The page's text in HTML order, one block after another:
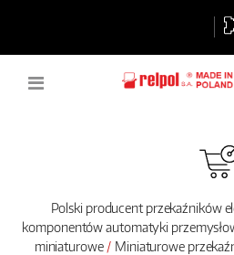
Polski producent przekaźników
komponentów automatyki
miniaturowe
Miniaturowe